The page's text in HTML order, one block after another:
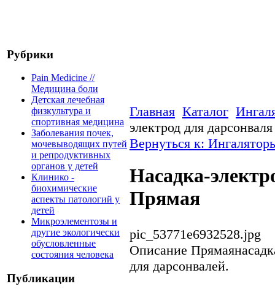
Рубрики
Pain Medicine //
Медицина боли
Детская лечебная
физкультура и
спортивная медицина
Заболевания почек,
мочевыводящих путей
и репродуктивных
органов у детей
Клинико -
биохимические
аспекты патологий у
детей
Микроэлементозы и
другие экологически
обусловленные
состояния человека
Публикации
Главная Каталог
электрод для
Вернуться к:
Насадка-
Прямая
pic_53771e6932528.jpg
Описание
для дарсонвалей.